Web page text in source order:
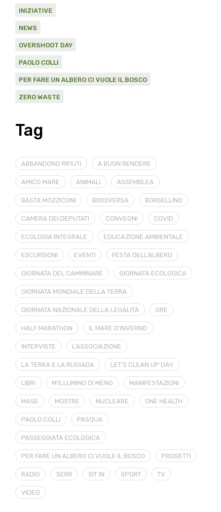
INIZIATIVE
NEWS
OVERSHOOT DAY
PAOLO COLLI
PER FARE UN ALBERO CI VUOLE IL BOSCO
ZERO WASTE
Tag
ABBANDONO RIFIUTI A BUON RENDERE
AMICO MARE ANIMALI ASSEMBLEA
BASTA MOZZICONI BIODIVERSA BORSELLINO
CAMERA DEI DEPUTATI CONVEGNI COVID
ECOLOGIA INTEGRALE EDUCAZIONE AMBIENTALE
ESCURSIONI EVENTI FESTA DELL'ALBERO
GIORNATA DEL CAMMINARE GIORNATA ECOLOGICA
GIORNATA MONDIALE DELLA TERRA
GIORNATA NAZIONALE DELLA LEGALITÀ GRE
HALF MARATHON IL MARE D'INVERNO
INTERVISTE L'ASSOCIAZIONE
LA TERRA E LA RUGIADA LET'S CLEAN UP DAY
LIBRI M'ILLUMINO DI MENO MANIFESTAZIONI
MASE MOSTRE NUCLEARE ONE HEALTH
PAOLO COLLI PASQUA
PASSEGGIATA ECOLOGICA
PER FARE UN ALBERO CI VUOLE IL BOSCO PROGETTI
RADIO SERR SIT IN SPORT TV
VIDEO